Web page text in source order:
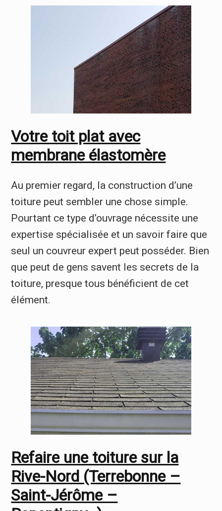
Votre toit plat avec
membrane élastomère
Au premier regard, la construction d’une
toiture peut sembler une chose simple.
Pourtant ce type d’ouvrage nécessite une
expertise spécialisée et un savoir faire que
seul un couvreur expert peut posséder. Bien
que peut de gens savent les secrets de la
toiture, presque tous bénéficient de cet
élément.
Refaire une toiture sur la
Rive-Nord (Terrebonne –
Saint-Jérôme –